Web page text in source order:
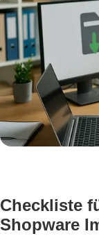
Checkliste
Shopware